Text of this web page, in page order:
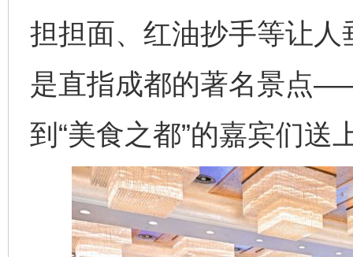
担担面、红油抄手等让
是直指成都的著名景点
到“美食之都”的嘉宾们送